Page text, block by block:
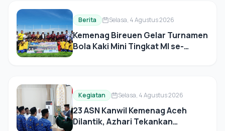
Berita Selasa, 4 Agustus 2026
Kemenag Bireuen Gelar Turnamen
Bola Kaki Mini Tingkat MI se-
Kegiatan Selasa, 4 Agustus 2026
23 ASN Kanwil Kemenag Aceh
Dilantik, Azhari Tekankan